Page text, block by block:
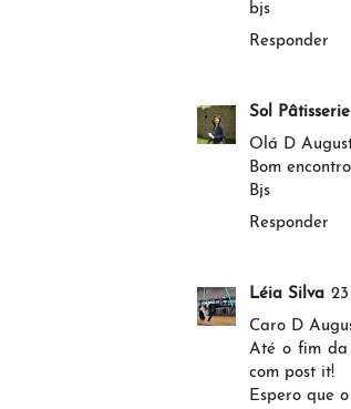
bjs
Responder
Sol Pâtisserie
Olá D
Bom
Bjs
Responder
Léia Silva
Caro D
Até o fim da
com post it!
Espero que